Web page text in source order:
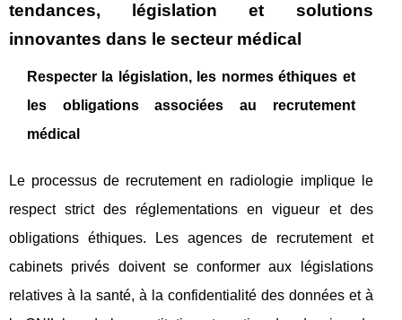
tendances, législation et solutions
innovantes dans le secteur médical
Respecter la législation, les normes éthiques et
les obligations associées au recrutement
médical
Le processus de recrutement en radiologie implique le
respect strict des réglementations en vigueur et des
obligations éthiques. Les agences de recrutement et
cabinets privés doivent se conformer aux législations
relatives à la santé, à la confidentialité des données et à